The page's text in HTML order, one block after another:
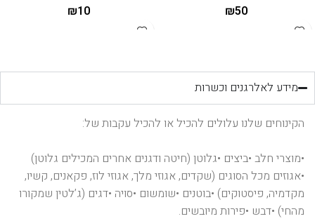
₪50
₪10
מידע לאלרגנים וכשרות
הקינוחים שלנו עלולים להכיל או להכיל עקבות של:
•מוצרי חלב •ביצים •גלוטן (חיטה ודגנים אחרים המכילים גלוטן)
•אגוזים מכל הסוגים (שקדים, אגוזי מלך, אגוזי לוז, פקאנים, קשיו,
מקדמיה, פיסטוקים) •בוטנים •שומשום •סויה •דגים (ג’לטין שמקורו
מהחי) •דבש •פירות מיובשים.